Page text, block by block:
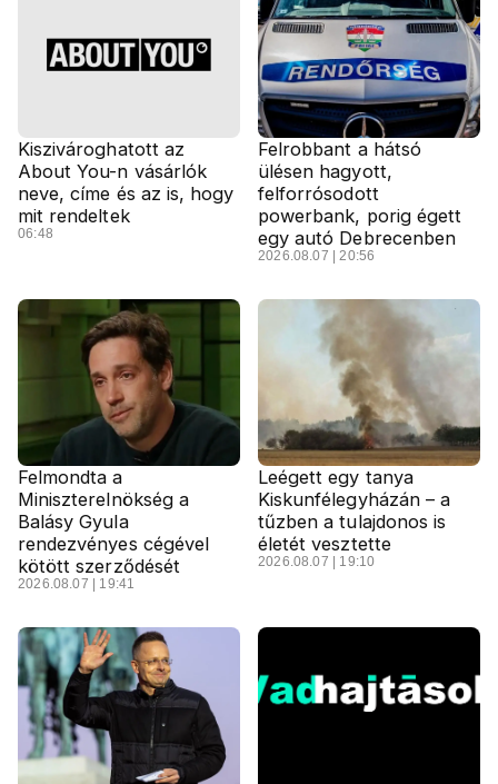
Kiszivároghatott az
About You-n vásárlók
neve, címe és az is, hogy
mit rendeltek
06:48
Felrobbant a hátsó
ülésen hagyott,
felforrósodott
powerbank, porig égett
egy autó Debrecenben
2026.08.07 | 20:56
Felmondta a
Miniszterelnökség a
Balásy Gyula
rendezvényes cégével
kötött szerződését
2026.08.07 | 19:41
Leégett egy tanya
Kiskunfélegyházán – a
tűzben a tulajdonos is
életét vesztette
2026.08.07 | 19:10